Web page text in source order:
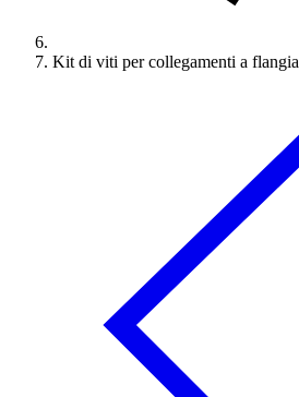
Kit di viti per collegamenti a flangia